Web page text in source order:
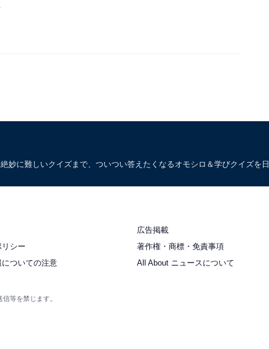
に難しいクイズまで、ついつい答えたくなるオモシロ＆学びクイズを日
広告掲載
シー
著作権・商標・免責事項
ついての注意
All About ニュースについて
等を禁じます。